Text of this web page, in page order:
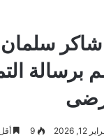
شاكر
برسالة
12, 2026
9